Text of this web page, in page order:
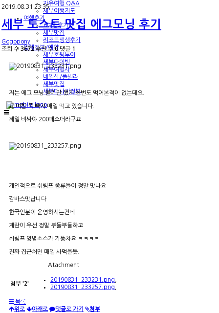
자유여행 Q&A
세부여행지도
여행후기
♬여행후기♬
세부맛집
리조트생생후기
업체정보/예약
세부호핑투어
세부다이빙
세부여행사
네일샵/풀빌라
세부맛집
세부마사지정보
2019.08.31 23:35
세부 토스트 맛집 에그모닝 후기
Gogopony
조회 수 3672 추천 수0 댓글 1
저는 에그 모닝 듣기만 했지 한번도 먹어본적이 없는데요.
요 며칠 푹 빠져 매일 먹고 있습니다.
제일 비싸야 200페소더라구요
개인적으로 쉬림프 종류들이 정말 맛나요
감바스맛납니다
한국인분이 운영하시는건데
계란이 우선 정말 부들부들하고
쉬림프 양념소스가 기똥차요 ㅋㅋㅋㅋ
진짜 집근처면 매일 사먹을듯.
Atachment
첨부 '2'
20190831_233231.png
20190831_233257.png
목록
위로
아래로 댓글로 가기
첨부